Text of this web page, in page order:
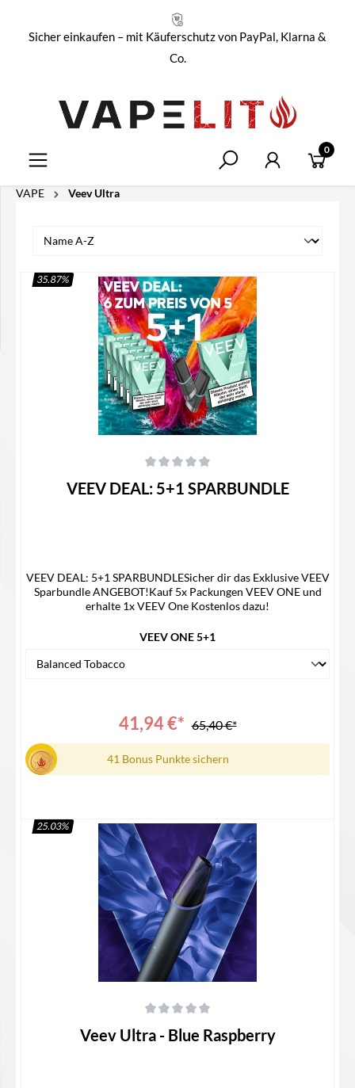
Sicher einkaufen – mit Käuferschutz von PayPal, Klarna &
Co.
0
VAPE Veev Ultra
35.87%
VEEV DEAL: 5+1 SPARBUNDLE
VEEV DEAL: 5+1 SPARBUNDLESicher dir das Exklusive VEEV
Sparbundle ANGEBOT!Kauf 5x Packungen VEEV ONE und
erhalte 1x VEEV One Kostenlos dazu!
VEEV ONE 5+1
41,94 €* 65,40 €*
41 Bonus Punkte sichern
Details
25.03%
Veev Ultra - Blue Raspberry